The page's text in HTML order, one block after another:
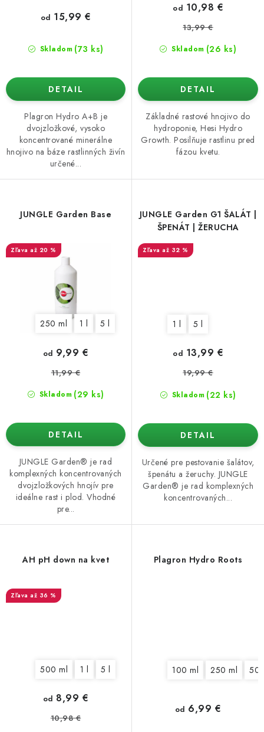
Skladom (73 ks)
od 15,99 €
DETAIL
Plagron Hydro A+B je
dvojzložkové, vysoko
koncentrované minerálne
hnojivo na báze rastlinných živín
určené...
Skladom (26 ks)
od 10,98 €
13,99 €
DETAIL
Základné rastové hnojivo do
hydroponie, Hesi Hydro
Growth. Posilňuje rastlinu pred
fázou kvetu.
JUNGLE Garden Base
až 20 %
250 ml 1 l 5 l
Skladom (29 ks)
od 9,99 €
11,99 €
DETAIL
JUNGLE Garden® je rad
komplexných koncentrovaných
dvojzložkových hnojív pre
ideálne rast i plod. Vhodné
pre...
JUNGLE Garden G1 ŠALÁT |
ŠPENÁT | ŽERUCHA
až 32 %
1 l 5 l
Skladom (22 ks)
od 13,99 €
19,99 €
DETAIL
Určené pre pestovanie šalátov,
špenátu a žeruchy. JUNGLE
Garden® je rad komplexných
koncentrovaných...
AH pH down na kvet
až 36 %
500 ml 1 l 5 l
od 8,99 €
10,98 €
Plagron Hydro Roots
100 ml 250 ml
od 6,99 €